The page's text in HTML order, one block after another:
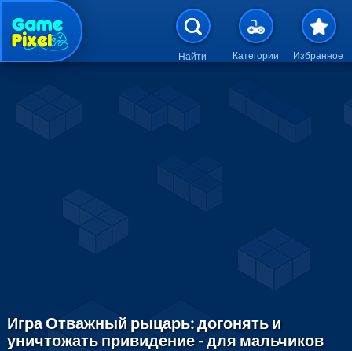
Перейти к основному
Найти Категории Избранное
Игра Отважный рыцарь: догонять и
уничтожать привидение - для мальчиков